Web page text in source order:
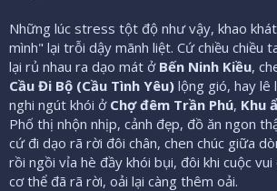
Những lúc stress tột độ như vậy, khao
mình" lại trỗi dậy mãnh liệt. Cứ chiều chiều
lại rủ nhau ra dạo mát ở Bến Ninh Kiều,
Cầu Đi Bộ (Cầu Tình Yêu) lộng gió, hay lê
nghi ngút khói ở Chợ đêm Trần Phú, Khu
Phố thị nhộn nhịp, cảnh đẹp, đồ ăn ngon
cứ đi dạo rã rời đôi chân, chen chúc giữa
rồi ngồi vỉa hè đầy khói bụi, đôi khi cuộc
cơ thể đã rã rời, oải lại càng thêm oải.